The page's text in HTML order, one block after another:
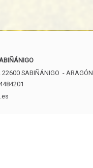
22600 SABIÑÁNIGO - ARAGÓN